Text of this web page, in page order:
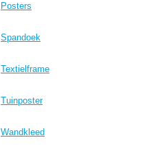
Posters
Spandoek
Textielframe
Tuinposter
Wandkleed